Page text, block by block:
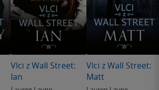
Vlci z Wall Street:
Ian
Vlci z Wall Street:
Matt